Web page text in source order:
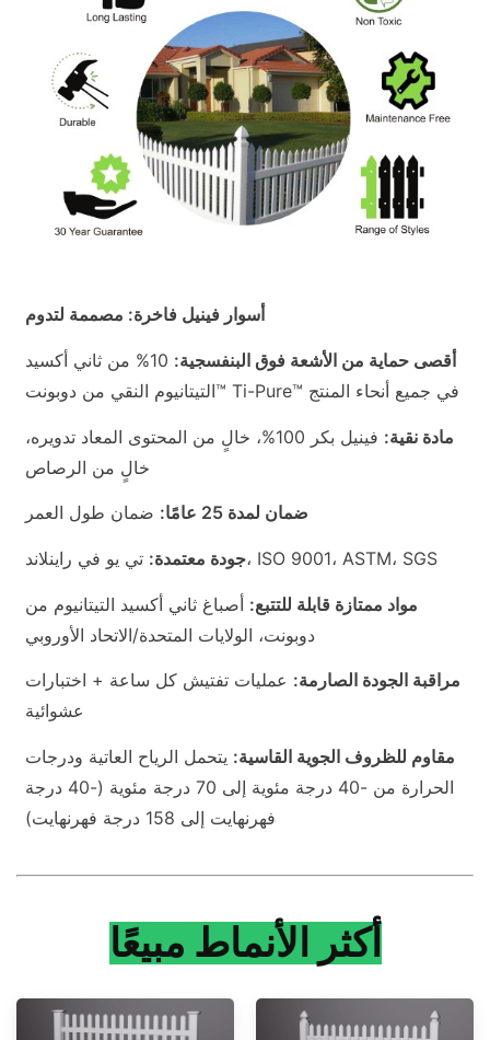
أسوار فينيل فاخرة: مصممة لتدوم
أقصى حماية من الأشعة فوق البنفسجية:
10% من ثاني أكسيد
التيتانيوم النقي من دوبونت™ Ti-Pure™ في جميع أنحاء المنتج
مادة نقية:
فينيل بكر 100%، خالٍ من المحتوى المعاد تدويره،
خالٍ من الرصاص
ضمان لمدة 25 عامًا: ضمان طول العمر
جودة معتمدة:تي يو في راينلاند، ISO 9001، ASTM، SGS
مواد ممتازة قابلة للتتبع: أصباغ ثاني أكسيد التيتانيوم من
دوبونت، الولايات المتحدة/الاتحاد الأوروبي
مراقبة الجودة الصارمة: عمليات تفتيش كل ساعة + اختبارات
عشوائية
مقاوم للظروف الجوية القاسية: يتحمل الرياح العاتية ودرجات
الحرارة من -40 درجة مئوية إلى 70 درجة مئوية (-40 درجة
فهرنهايت إلى 158 درجة فهرنهايت)
أكثر الأنماط مبيعًا